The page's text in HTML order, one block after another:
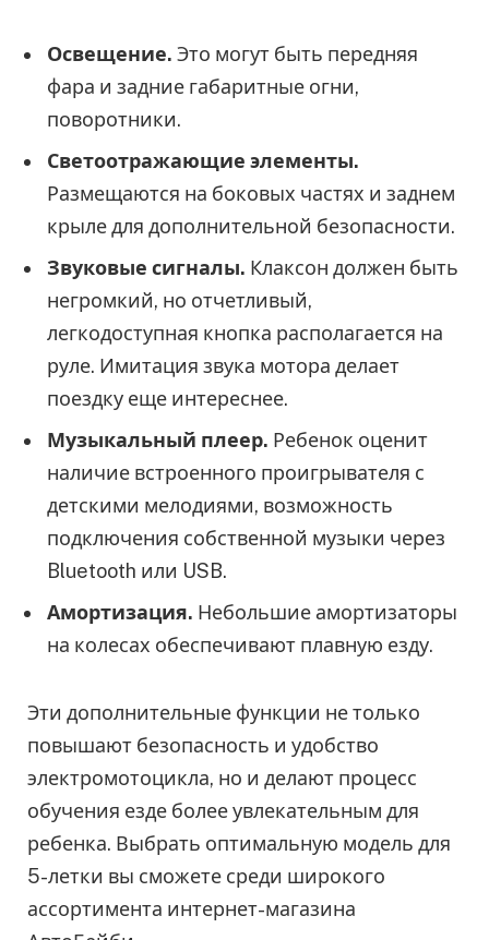
Освещение. Это могут быть передняя
фара и задние габаритные огни,
поворотники.
Светоотражающие элементы.
Размещаются на боковых частях и заднем
крыле для дополнительной безопасности.
Звуковые сигналы. Клаксон должен быть
негромкий, но отчетливый,
легкодоступная кнопка располагается на
руле. Имитация звука мотора делает
поездку еще интереснее.
Музыкальный плеер. Ребенок оценит
наличие встроенного проигрывателя с
детскими мелодиями, возможность
подключения собственной музыки через
Bluetooth или USB.
Амортизация. Небольшие амортизаторы
на колесах обеспечивают плавную езду.
Эти дополнительные функции не только
повышают безопасность и удобство
электромотоцикла, но и делают процесс
обучения езде более увлекательным для
ребенка. Выбрать оптимальную модель для
5-летки вы сможете среди широкого
ассортимента интернет-магазина